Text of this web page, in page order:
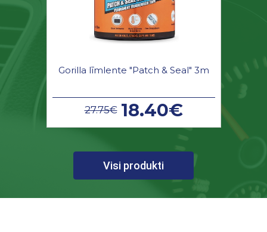
Gorilla līmlente "Patch & Seal" 3m
27.75€ 18.40€
Visi produkti